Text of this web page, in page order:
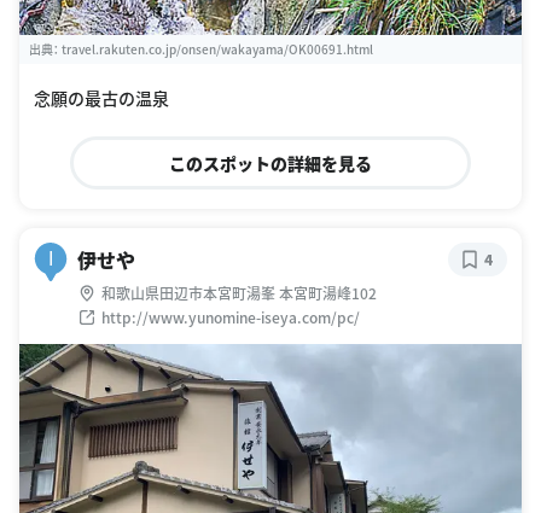
出典： travel.rakuten.co.jp/onsen/wakayama/OK00691.html
念願の最古の温泉
このスポットの詳細を見る
I 伊せや
和歌山県田辺市本宮町湯峯 本宮町湯峰102
http://www.yunomine-iseya.com/pc/
4